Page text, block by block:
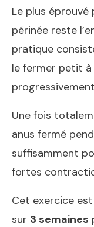
Le plus
périnée reste
pratique
le fermer petit
Une fois
anus fermé
suffisamment
fortes
Cet exercice
sur 3 semaines